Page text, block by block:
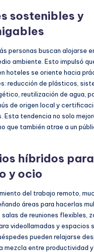
sostenibles y
personas buscan alojarse
ambiente. Esto impulsó
hoteles se oriente hacia
reducción de plásticos,
reutilización de agua,
de origen local y
Esta tendencia no solo
que también atrae a un
híbridos para
y ocio
del trabajo remoto,
áreas para hacerlas
de reuniones flexibles,
videollamadas y espacios
pueden relajarse
mezcla entre productividad